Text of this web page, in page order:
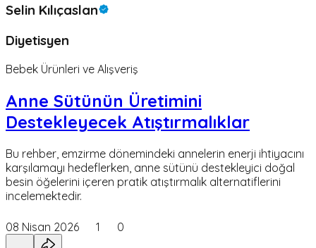
Selin Kılıçaslan
Diyetisyen
Bebek Ürünleri ve Alışveriş
Anne Sütünün Üretimini
Destekleyecek Atıştırmalıklar
Bu rehber, emzirme dönemindeki annelerin enerji ihtiyacını
karşılamayı hedeflerken, anne sütünü destekleyici doğal
besin öğelerini içeren pratik atıştırmalık alternatiflerini
incelemektedir.
08 Nisan 2026 1 0